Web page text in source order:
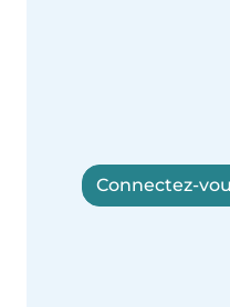
Connectez-